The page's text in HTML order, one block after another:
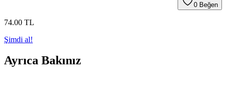
0 Beğen
74.00 TL
Şimdi al!
Ayrıca Bakınız